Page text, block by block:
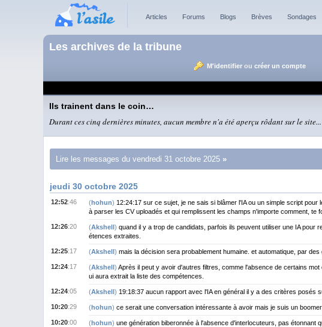
Articles Forums Blogs Brèves Sondages
Les archives de la tribune
M'identifierou créer un compte
Ils trainent dans le coin…
Durant ces cinq dernières minutes, aucun membre n'a été aperçu rôdant sur le site...
Lire les messages du vendredi 31 octobre 2025
jeudi 30 octobre 2025
12:52:46 (hohun) 12:24:17 sur ce sujet, je ne sais si blâmer l'IA ou un simple script
à parser les CV uploadés et qui remplissent les champs n'importe comment, te
12:26:20 (Akshell) quand il y a trop de candidats, parfois ils peuvent utiliser une IA pour
étences extraites.
12:25:17 (Akshell) mais la décision sera probablement humaine. et automatique, par
12:24:17 (Akshell) Après il peut y avoir d'autres filtres, comme l'absence de certains
ui aura extrait la liste des compétences.
12:24:05 (Akshell) 19:18:37 aucun rapport avec l'IA en général il y a des critères posés
10:20:29 (hohun) ce serait une conversation intéressante à avoir mais je suis un
10:20:00 (hohun) une génération biberonnée à l'absence d'interlocuteurs, pas étonnant